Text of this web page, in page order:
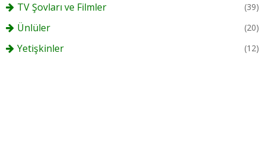
TV Şovları ve Filmler (39)
Ünlüler (20)
Yetişkinler (12)